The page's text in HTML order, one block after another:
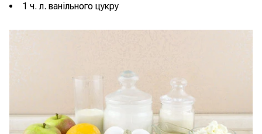
1 ч. л. ванільного цукру